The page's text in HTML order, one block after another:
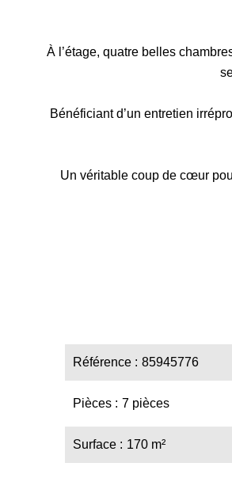
À l’étage, quatre belles
Bénéficiant d’un entretien
Un véritable coup de cœur
Référence 85945776
Pièces 7 pièces
Surface 170 m²